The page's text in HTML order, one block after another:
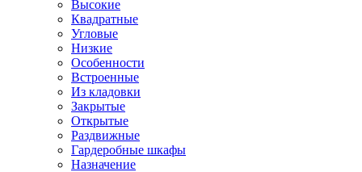
Высокие
Квадратные
Угловые
Низкие
Особенности
Встроенные
Из кладовки
Закрытые
Открытые
Раздвижные
Гардеробные шкафы
Назначение